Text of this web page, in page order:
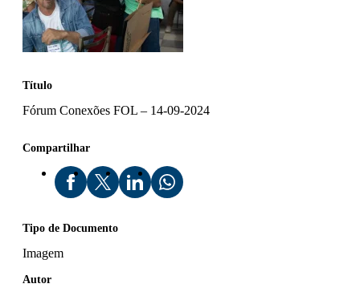
Título
Fórum Conexões FOL – 14-09-2024
Compartilhar
Tipo de Documento
Imagem
Autor